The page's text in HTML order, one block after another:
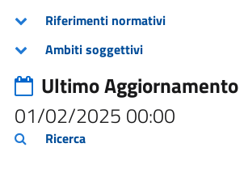
Riferimenti normativi
Ambiti soggettivi
Ultimo Aggiornamento
01/02/2025 00:00
Ricerca